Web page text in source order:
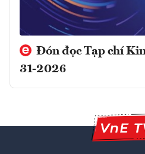
Đón đọc Tạp chí
31-2026